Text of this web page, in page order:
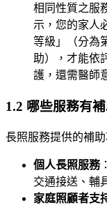
相同性質之服
示，您的家人
等級」（分為
助），才能依
護，還需醫師
1.2 哪些服務有
長照服務提供的補
個人長照服務
交通接送、輔
家庭照顧者支